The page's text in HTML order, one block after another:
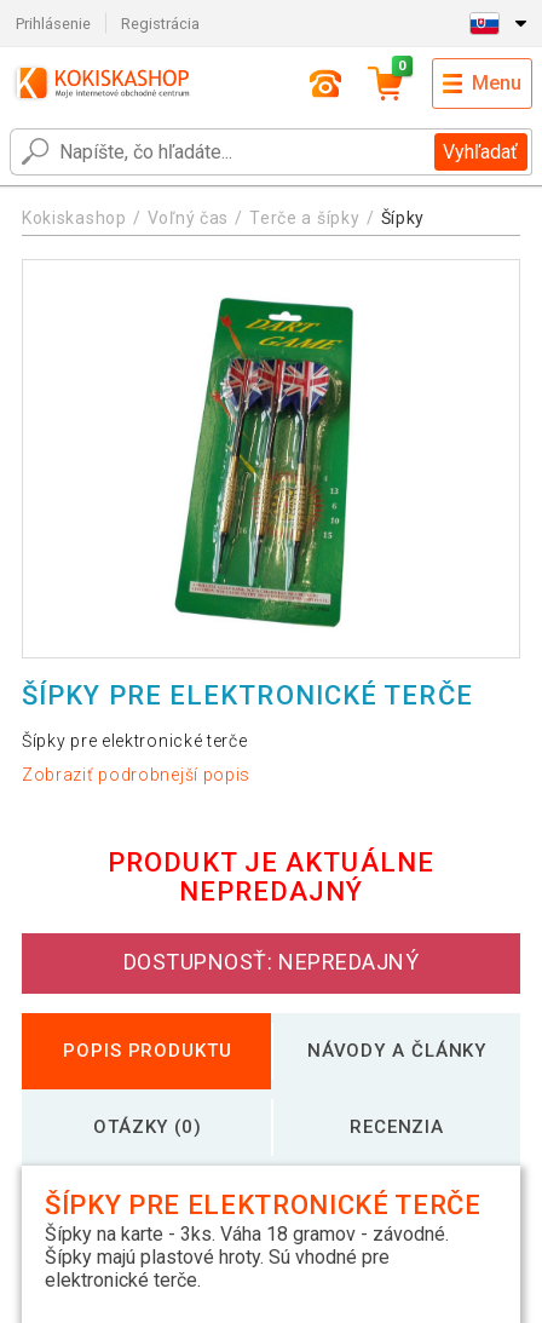
Prihlásenie Registrácia
Vyhľadať
0
Menu
Kokiskashop Voľný čas Terče a šípky Šípky
ŠÍPKY PRE ELEKTRONICKÉ TERČE
Šípky pre elektronické terče
Zobraziť podrobnejší popis
PRODUKT JE AKTUÁLNE
NEPREDAJNÝ
DOSTUPNOSŤ: NEPREDAJNÝ
POPIS PRODUKTU NÁVODY A ČLÁNKY
OTÁZKY (0) RECENZIA
ŠÍPKY PRE ELEKTRONICKÉ TERČE
Šípky na karte - 3ks. Váha 18 gramov - závodné.
Šípky majú plastové hroty. Sú vhodné pre
elektronické terče.